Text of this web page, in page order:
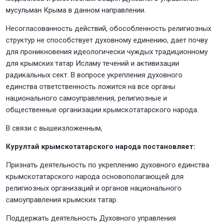
мусульман Крыма в данном направлении.
Несогласованность действий, обособленность религиозных
структур не способствует духовному единению, дает почву
для проникновения идеологически чуждых традиционному
для крымских татар Исламу течений и активизации
радикальных сект. В вопросе укрепления духовного
единства ответственность ложится на все органы
национального самоуправления, религиозные и
общественные организации крымскотатарского народа.
В связи с вышеизложенным,
Курултай крымскотатарского народа постановляет:
Признать деятельность по укреплению духовного единства
крымскотатарского народа основополагающей для
религиозных организаций и органов национального
самоуправления крымских татар.
Поддержать деятельность Духовного управления